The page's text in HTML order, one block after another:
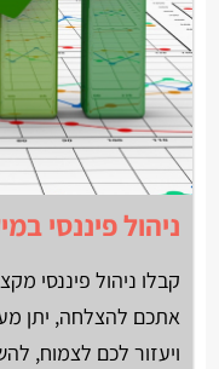
ניהול פיננסי
קבלו ניהול פיננסי
אתכם להצלחה, יתן
ויעזור לכם לצמוח,